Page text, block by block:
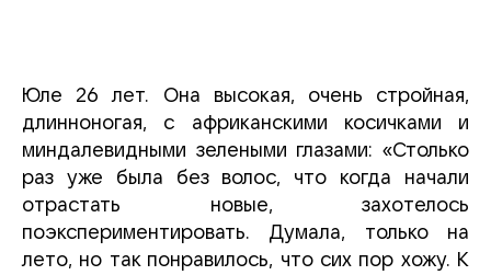
Юле 26 лет. Она высокая, очень стройная,
длинноногая, с африканскими косичками и
миндалевидными зелеными глазами: «Столько
раз уже была без волос, что когда начали
отрастать новые, захотелось
поэкспериментировать. Думала, только на
лето, но так понравилось, что сих пор хожу. К